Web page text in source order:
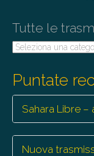
Tutte le
Tutte
Puntate
Sahara Libre
Nuova